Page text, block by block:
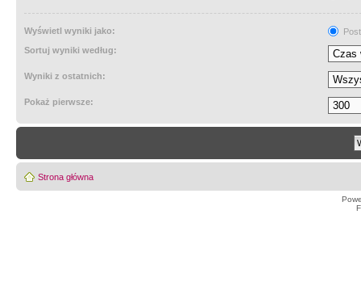
Wyświetl wyniki jako:
Sortuj wyniki według:
Wyniki z ostatnich:
Pokaż pierwsze:
Strona główna